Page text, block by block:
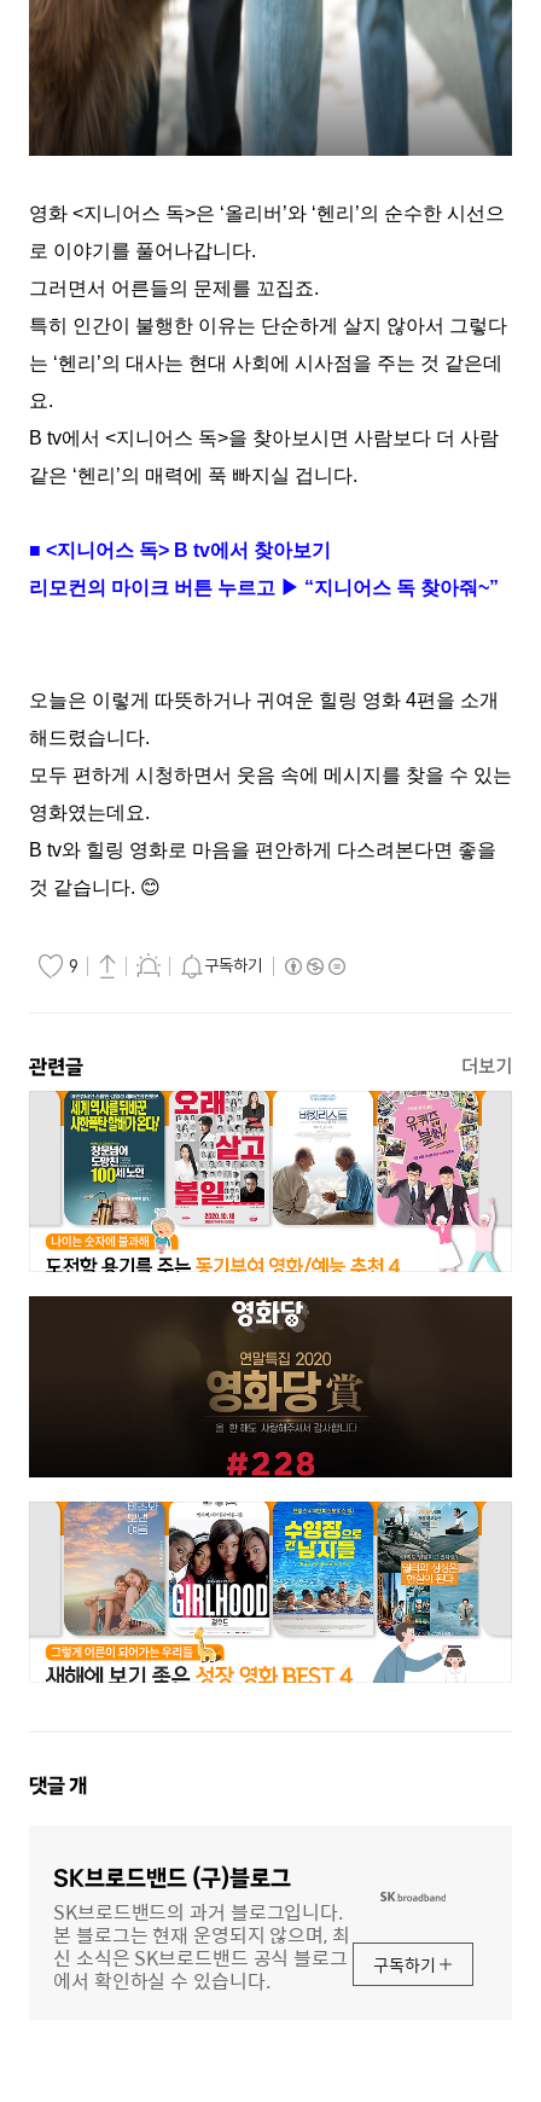
영화 <지니어스 독>은 ‘올리버 ’와 ‘헨리 ’의 순수한 시선으
로 이야기를 풀어나갑니다.
그러면서 어른들의 문제를 꼬집죠.
특히 인간이 불행한 이유는 단순하게 살지 않아서 그렇다
는 ‘헨리 ’의 대사는 현대 사회에 시사점을 주는 것 같은데
요.
B tv에서 <지니어스 독>을 찾아보시면 사람보다 더 사람
같은 ‘헨리 ’의 매력에 푹 빠지실 겁니다.
■ <지니어스 독> B tv에서 찾아보기
리모컨의 마이크 버튼 누르고 ▶ “지니어스 독 찾아줘~”
오늘은 이렇게 따뜻하거나 귀여운 힐링 영화 4편을 소개
해드렸습니다.
모두 편하게 시청하면서 웃음 속에 메시지를 찾을 수 있는
영화였는데요.
B tv와 힐링 영화로 마음을 편안하게 다스려본다면 좋을
것 같습니다. 😊
9 구독하기
관련글 더보기
댓
댓글개
SK브로드밴드 (구)블로그
SK브로드밴드의 과거 블로그입니다.
본 블로그는 현재 운영되지 않으며, 최
신 소식은 SK브로드밴드 공식 블로그
에서 확인하실 수 있습니다.
구독하기